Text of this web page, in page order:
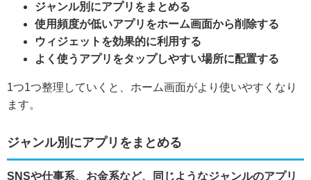
ジャンル別にアプリをまとめる
使用頻度が低いアプリをホーム画面から削除する
ウィジェットを効果的に利用する
よく使うアプリをタップしやすい場所に配置する
1つ1つ整理していくと、ホーム画面がより使いやすくなり
ます。
ジャンル別にアプリをまとめる
SNSや仕事系、お金系など、同じようなジャンルのアプリ